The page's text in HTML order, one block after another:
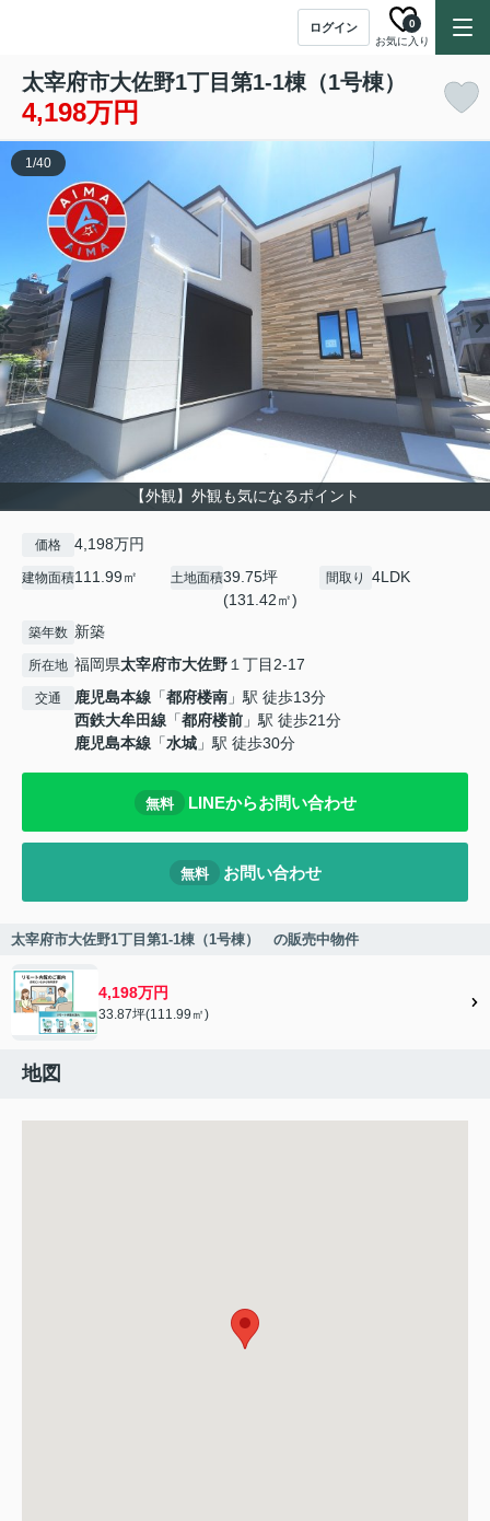
ログイン
お気に入り
0
太宰府市大佐野1丁目第1-1棟（1号棟）
4,198万円
【外観】外観も気になるポイント
1/40
価格 4,198万円
建物面積111.99㎡ 土地面積39.75坪
(131.42㎡)
間取り 4LDK
築年数 新築
所在地 福岡県太宰府市大佐野１丁目2-17
交通 鹿児島本線 「都府楼南 」駅 徒歩13分
西鉄大牟田線 「都府楼前 」駅 徒歩21分
鹿児島本線 「水城 」駅 徒歩30分
無料 LINEからお問い合わせ
無料 お問い合わせ
太宰府市大佐野1丁目第1-1棟（1号棟） の販売中物件
4,198万円
33.87坪(111.99㎡)
地図